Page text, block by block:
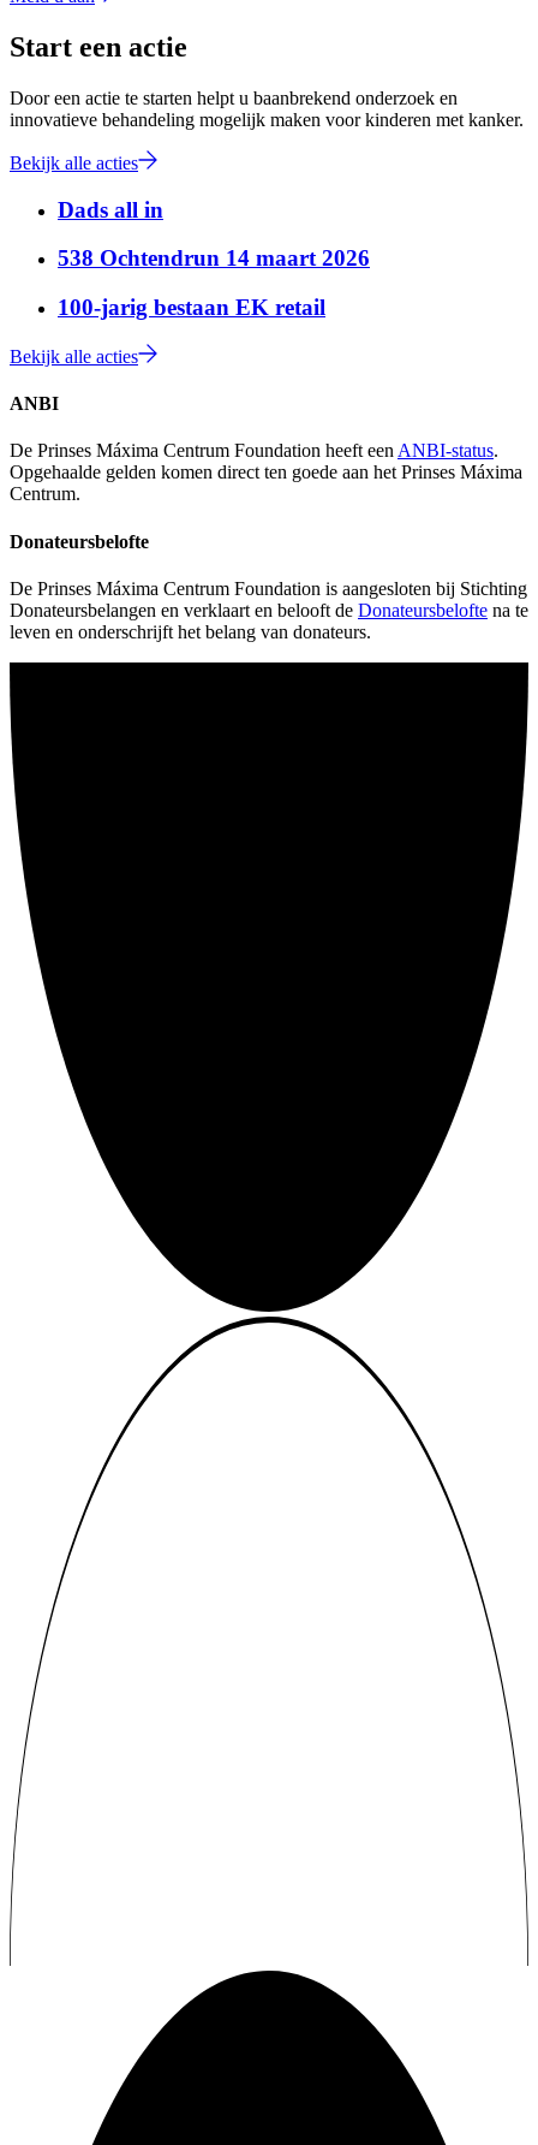
Start een actie
Door een actie te starten helpt u baanbrekend onderzoek en
innovatieve behandeling mogelijk maken voor kinderen met kanker.
Bekijk alle acties
Dads all in
538 Ochtendrun 14 maart 2026
100-jarig bestaan EK retail
Bekijk alle acties
ANBI
De Prinses Máxima Centrum Foundation heeft een ANBI-status.
Opgehaalde gelden komen direct ten goede aan het Prinses Máxima
Centrum.
Donateursbelofte
De Prinses Máxima Centrum Foundation is aangesloten bij Stichting
Donateursbelangen en verklaart en belooft de Donateursbelofte na te
leven en onderschrijft het belang van donateurs.